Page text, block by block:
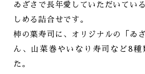
ゐざさで長年愛していただいてい
しめる詰合せです。
柿の葉寿司に、オリジナルの「ゐ
ん、山菜巻やいなり寿司など8種
た。